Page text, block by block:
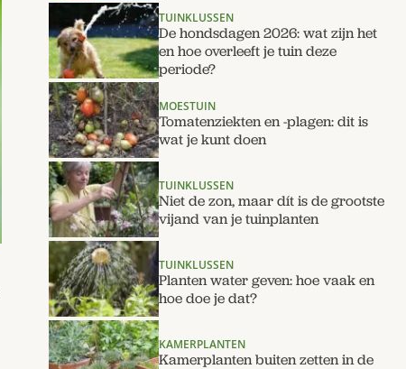
TUINKLUSSEN
De hondsdagen 2026: wat zijn het
en hoe overleeft je tuin deze
periode?
MOESTUIN
Tomatenziekten en -plagen: dit is
wat je kunt doen
TUINKLUSSEN
Niet de zon, maar dít is de grootste
vijand van je tuinplanten
TUINKLUSSEN
Planten water geven: hoe vaak en
hoe doe je dat?
KAMERPLANTEN
Kamerplanten buiten zetten in de